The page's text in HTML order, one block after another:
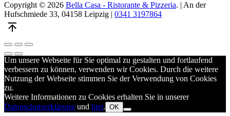
Copyright © 2026 Bella Casa - Ristorante & Pizzeria. | An der
Hufschmiede 33, 04158 Leipzig | 0341 3197864
Theme
by
FORQY
Close
(Esc)
Toggle
fullscreen
Zoom
in/out
Previous
Next
Um unsere Webseite für Sie optimal zu gestalten und fortlaufend
verbessern zu können, verwenden wir Cookies. Durch die weitere
Nutzung der Webseite stimmen Sie der Verwendung von Cookies
zu.
Weitere Informationen zu Cookies erhalten Sie in unserer
Datenschutzerklärung und hier. OK